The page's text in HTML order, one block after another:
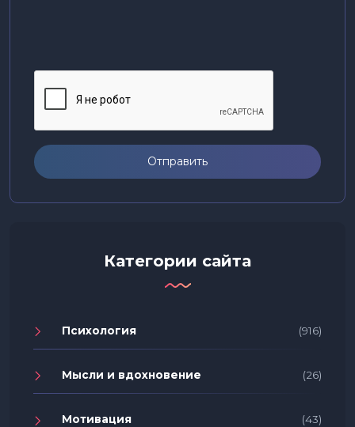
Отправить
Категории сайта
Психология (916)
Мысли и вдохновение (26)
Мотивация (43)